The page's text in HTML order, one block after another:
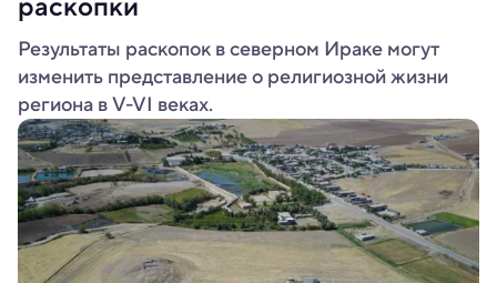
Результаты раскопок в северном Ираке могут
изменить представление о религиозной жизни
региона в V-VI веках.